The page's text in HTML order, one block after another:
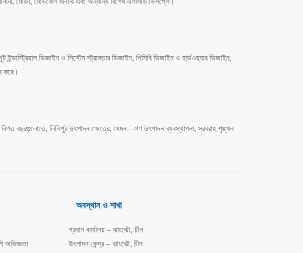
ডিজাইন ও সিস্টেম স্ট্রাকচার ডিজাইন, পিসিবি ডিজাইন ও হার্ডওয়্যার ডিজাইন,
করে।
বছরগুলোতে, লিলিপুট উৎপাদন ক্ষেত্রে, যেমন—গণ উৎপাদন ব্যবস্থাপনা, সরবরাহ শৃঙ্খল
অভিজ্ঞতা
অবস্থান ও শাখা
প্রধান কার্যালয় – ঝাংঝৌ, চীন
উৎপাদন কেন্দ্র – ঝাংঝৌ, চীন